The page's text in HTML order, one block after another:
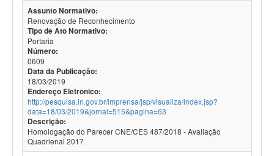
Assunto Normativo:
Renovação de Reconhecimento
Tipo de Ato Normativo:
Portaria
Número:
0609
Data da Publicação:
18/03/2019
Endereço Eletrônico:
http://pesquisa.in.gov.br/imprensa/jsp/visualiza/index.jsp?
data=18/03/2019&jornal=515&pagina=63
Descrição:
Homologação do Parecer CNE/CES 487/2018 - Avaliação
Quadrienal 2017